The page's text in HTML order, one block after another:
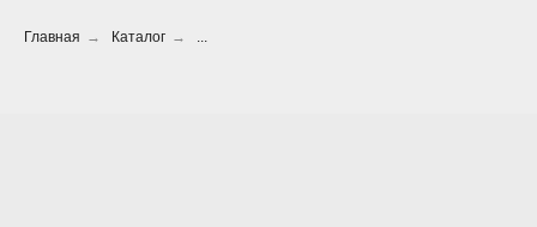
Главная → Каталог → ...